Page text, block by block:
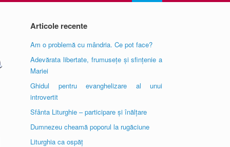
Articole recente
Am o problemă cu mândria. Ce pot face?
Adevărata libertate, frumusețe și sfințenie a
Mariei
Ghidul pentru evanghelizare al unui
introvertit
Sfânta Liturghie – participare și înălțare
Dumnezeu cheamă poporul la rugăciune
Liturghia ca ospăț